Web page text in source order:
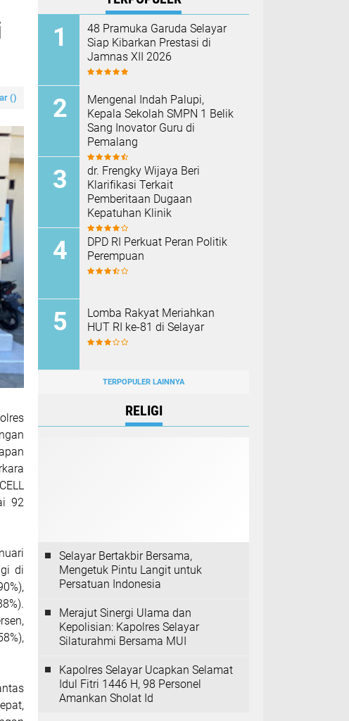
()
92
di
48 Pramuka Garuda Selayar
Siap Kibarkan Prestasi di
Jamnas XII 2026
Mengenal Indah Palupi,
Kepala Sekolah SMPN 1 Belik
Sang Inovator Guru di
Pemalang
dr. Frengky Wijaya Beri
Klarifikasi Terkait
Pemberitaan Dugaan
Kepatuhan Klinik
DPD RI Perkuat Peran Politik
Perempuan
Lomba Rakyat Meriahkan
HUT RI ke-81 di Selayar
TERPOPULER LAINNYA
RELIGI
Selayar Bertakbir Bersama,
Mengetuk Pintu Langit untuk
Persatuan Indonesia
Merajut Sinergi Ulama dan
Kepolisian: Kapolres Selayar
Silaturahmi Bersama MUI
Kapolres Selayar Ucapkan Selamat
Idul Fitri 1446 H, 98 Personel
Amankan Sholat Id